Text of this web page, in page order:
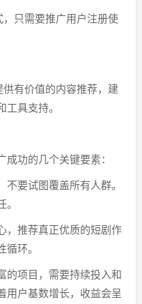
只需要推广用户注册使
有价值的内容推荐，建
具支持。
功的几个关键要素：
要试图覆盖所有人群。
，推荐真正优质的短剧作
环。
的项目，需要持续投入和
用户基数增长，收益会呈